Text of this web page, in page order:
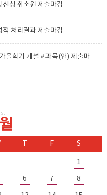
신청 취소원 제출마감
적 처리결과 제출마감
을학기 개설교과목(안) 제출마
F S
1
6 7 8